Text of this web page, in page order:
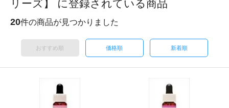
リーズ】 に登録されている商品
20件の商品が見つかりました
おすすめ順 価格順 新着順